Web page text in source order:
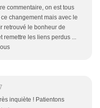
commentaire, on est tous
changement mais avec le
retrouvé le bonheur de
remettre les liens perdus ...
inquiète ! Patientons